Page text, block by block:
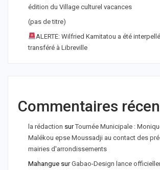
édition du Village culturel vacances
(pas de titre)
ALERTE: Wilfried Kamitatou a été
transféré à Libreville
Commentaires
la rédaction surTournée Municipale :
Malékou epse Moussadji au contact des
mairies d'arrondissements
Mahangue surGabao-Design lance